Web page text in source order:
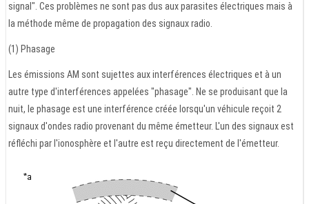
signal". Ces problèmes ne sont pas dus aux parasites électriques mais à
la méthode même de propagation des signaux radio.
(1) Phasage
Les émissions AM sont sujettes aux interférences électriques et à un
autre type d'interférences appelées "phasage". Ne se produisant que la
nuit, le phasage est une interférence créée lorsqu'un véhicule reçoit 2
signaux d'ondes radio provenant du même émetteur. L'un des signaux est
réfléchi par l'ionosphère et l'autre est reçu directement de l'émetteur.